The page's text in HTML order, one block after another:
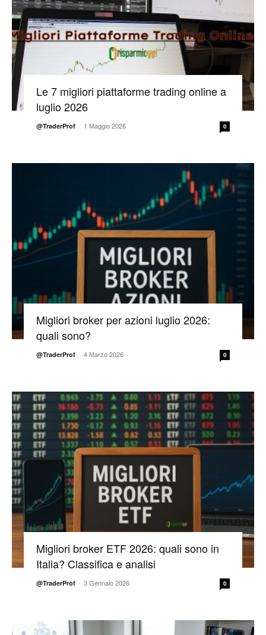
Le 7 migliori piattaforme trading online a
luglio 2026
@TraderProf - 1 Maggio 2026 0
Migliori broker per azioni luglio 2026:
quali sono?
@TraderProf - 4 Marzo 2026 0
Migliori broker ETF 2026: quali sono in
Italia? Classifica e analisi
@TraderProf - 3 Gennaio 2026 0